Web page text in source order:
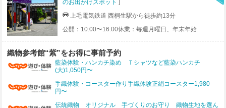
のお出かけスポット ]
上毛電気鉄道 西桐生駅から徒歩約13分
公開：10:00〜16:00休業：毎週月曜日、年末年始
織物参考館“紫”をお得に事前予約
藍染体験・ハンカチ染め Ｔシャツなど藍染ハンカチ
(大)1,050円〜
手織体験・コースター作り手織体験正絹コースター1,980
円〜
伝統織物 オリジナル 手づくりのお守り 織物生地を選ん